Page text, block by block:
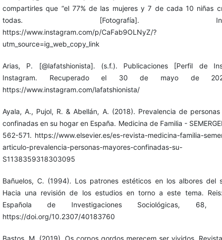
compartirles que “el 77% de las mujeres y 7 de cada 10 niñas
todas. [Fotografía].
https://www.instagram.com/p/CaFab9OLNyZ/?
utm_source=ig_web_copy_link
Arias, P. [@lafatshionista]. (s.f.). Publicaciones [Perfil de
Instagram. Recuperado el 30 de mayo de
https://www.instagram.com/lafatshionista/
Ayala, A., Pujol, R. & Abellán, A. (2018). Prevalencia de personas
confinadas en su hogar en España. Medicina de Familia -
562-571. https://www.elsevier.es/es-revista-medicina-familia-
articulo-prevalencia-personas-mayores-confinadas-su-
S1138359318303095
Bañuelos, C. (1994). Los patrones estéticos en los albores del
Hacia una revisión de los estudios en torno a este tema.
Española de Investigaciones Sociológicas, 68,
https://doi.org/10.2307/40183760
Bastos, M. (2019). Os corpos gordos merecem ser vividos.